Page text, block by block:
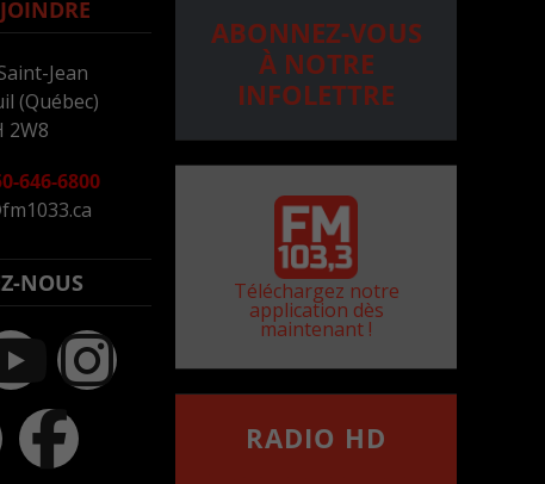
Jean
(Québec)
2W8
646-6800
NOUS
ABONNEZ-VOUS
À NOTRE
INFOLETTRE
Téléchargez notre
application dès
maintenant !
RADIO HD